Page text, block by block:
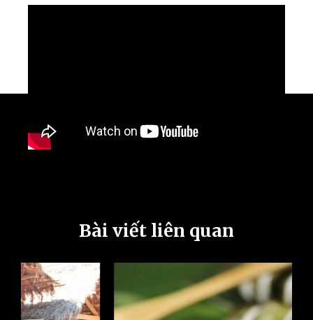
Bài viết liên quan